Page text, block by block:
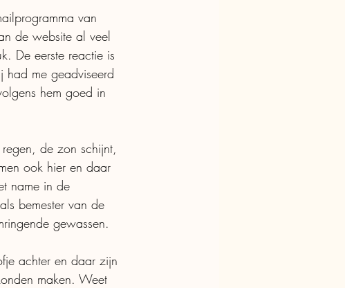
van
de website al veel
De eerste reactie is
had me geadviseerd
hem goed in
de zon schijnt,
ook hier en daar
name in de
bemester van de
gewassen.
achter en daar zijn
maken. Weet